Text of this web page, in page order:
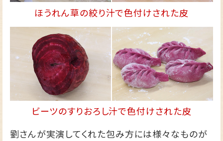
ほうれん草の絞り汁で色付けされた皮
ビーツのすりおろし汁で色付けされた皮
劉さんが実演してくれた包み方には様々なものが